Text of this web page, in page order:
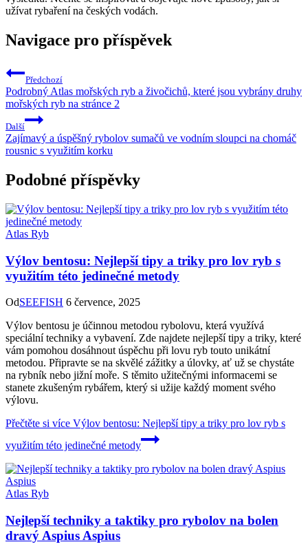
užívat rybaření⁣ na českých vodách.
Navigace pro příspěvek
Předchozí
Podrobný Atlas mořských ryb a živočichů, které jsou vybrány druhy
mořských ryb na stránce 2
Další
Zajímavý a úspěšný rybolov sumačů ve vodním sloupci na chomáč
rousnic s využitím korku
Podobné příspěvky
Atlas Ryb
Výlov bentosu: Nejlepší tipy a triky pro lov ryb s
využitím této jedinečné metody
OdSEEFISH 6 července, 2025
Výlov bentosu je účinnou metodou rybolovu, která využívá
speciální techniky a vybavení. Zde najdete nejlepší tipy a triky, které
vám pomohou dosáhnout úspěchu při lovu ryb touto unikátní
metodou. Připravte se na skvělé zážitky a úlovky, ať už se chystáte
na rybník nebo jižní moře. S těmito užitečnými informacemi se
stanete zkušeným rybářem, který si užije každý moment svého
výlovu.
Přečtěte si více Výlov bentosu: Nejlepší tipy a triky pro lov ryb s
využitím této jedinečné metody
Atlas Ryb
Nejlepší techniky a taktiky pro rybolov na bolen
dravý Aspius Aspius